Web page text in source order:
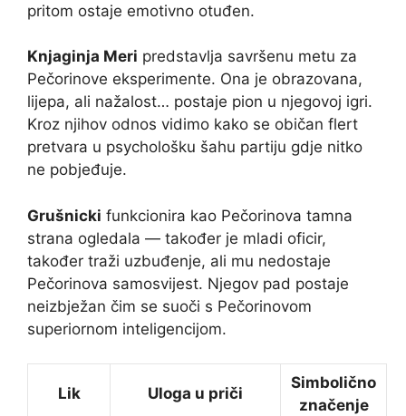
pritom ostaje emotivno otuđen.
Knjaginja Meri predstavlja savršenu metu za
Pečorinove eksperimente. Ona je obrazovana,
lijepa, ali nažalost… postaje pion u njegovoj igri.
Kroz njihov odnos vidimo kako se običan flert
pretvara u psychološku šahu partiju gdje nitko
ne pobjeđuje.
Grušnicki funkcionira kao Pečorinova tamna
strana ogledala — također je mladi oficir,
također traži uzbuđenje, ali mu nedostaje
Pečorinova samosvijest. Njegov pad postaje
neizbježan čim se suoči s Pečorinovom
superiornom inteligencijom.
Lik Uloga u priči
Simbolično
značenje